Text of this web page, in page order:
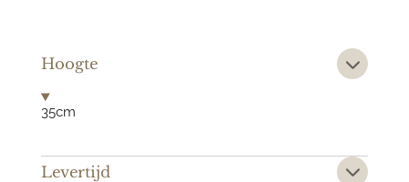
Hoogte
35cm
Levertijd